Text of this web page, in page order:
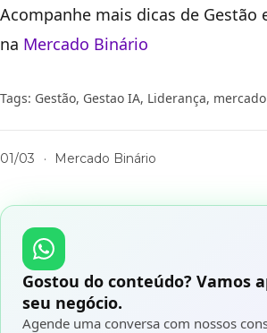
Acompanhe mais dicas de Gestão
na Mercado Binário
Tags: Gestão, Gestao IA, Liderança,
01/03 · Mercado Binário
Gostou do conteúdo? Vamos
seu negócio.
Agende uma conversa com nossos